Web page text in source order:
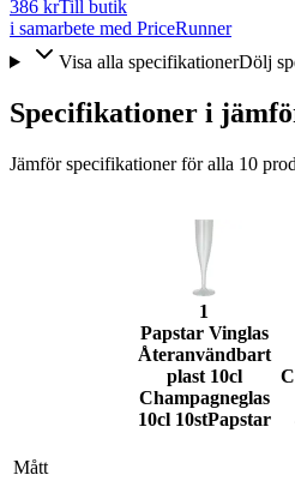
386 krTill butik
i samarbete med PriceRunner
Visa alla specifikationerDölj
Specifikationer i
Jämför specifikationer för alla 10
1
Papstar Vinglas
Återanvändbart
plast 10cl
Champagneglas
10cl 10stPapstar
Mått